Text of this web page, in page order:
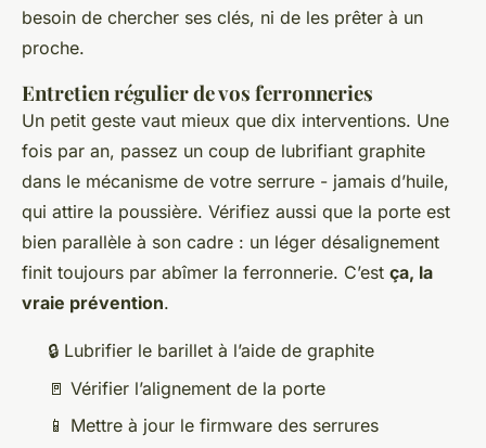
besoin de chercher ses clés, ni de les prêter à un
proche.
Entretien régulier de vos ferronneries
Un petit geste vaut mieux que dix interventions. Une
fois par an, passez un coup de lubrifiant graphite
dans le mécanisme de votre serrure - jamais d’huile,
qui attire la poussière. Vérifiez aussi que la porte est
bien parallèle à son cadre : un léger désalignement
finit toujours par abîmer la ferronnerie. C’est ça, la
vraie prévention.
🔒 Lubrifier le barillet à l’aide de graphite
🚪 Vérifier l’alignement de la porte
📱 Mettre à jour le firmware des serrures